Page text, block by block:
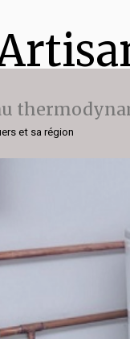
et sa région